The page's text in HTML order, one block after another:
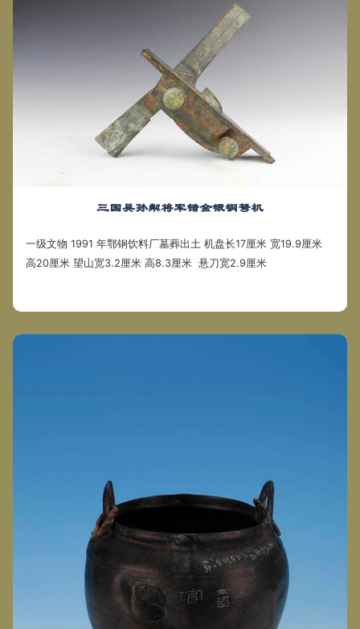
三国吴孙粼将军错金银铜弩机
一级文物 1991 年鄂钢饮料厂墓葬出土 机盘长17厘米 宽19.9厘米
高20厘米 望山宽3.2厘米 高8.3厘米 悬刀宽2.9厘米